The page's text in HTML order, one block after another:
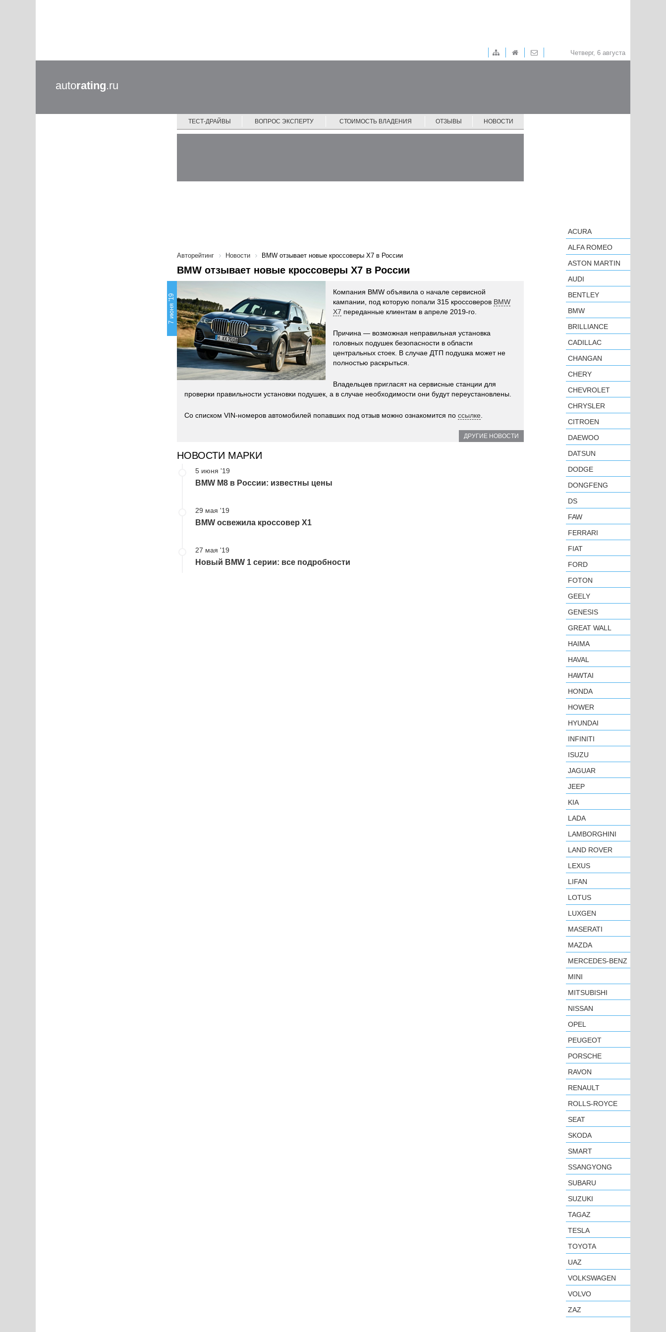
Четверг, 6 августа
autorating.ru
ТЕСТ-ДРАЙВЫ ВОПРОС ЭКСПЕРТУ СТОИМОСТЬ ВЛАДЕНИЯ ОТЗЫВЫ НОВОСТИ
Авторейтинг Новости BMW отзывает новые кроссоверы X7 в России
BMW отзывает новые кроссоверы X7 в России
7 июня '19
Компания BMW объявила о начале сервисной
кампании, под которую попали 315 кроссоверов BMW
X7 переданные клиентам в апреле 2019-го.
Причина — возможная неправильная установка
головных подушек безопасности в области
центральных стоек. В случае ДТП подушка может не
полностью раскрыться.
Владельцев пригласят на сервисные станции для
проверки правильности установки подушек, а в случае необходимости они будут переустановлены.
Со списком VIN-номеров автомобилей попавших под отзыв можно ознакомится по ссылке
ДРУГИЕ НОВОСТИ
НОВОСТИ МАРКИ
5 июня '19
BMW M8 в России: известны цены
29 мая '19
BMW освежила кроссовер X1
27 мая '19
Новый BMW 1 серии: все подробности
ACURA
ALFA ROMEO
ASTON MARTIN
AUDI
BENTLEY
BMW
BRILLIANCE
CADILLAC
CHANGAN
CHERY
CHEVROLET
CHRYSLER
CITROEN
DAEWOO
DATSUN
DODGE
DONGFENG
DS
FAW
FERRARI
FIAT
FORD
FOTON
GEELY
GENESIS
GREAT WALL
HAIMA
HAVAL
HAWTAI
HONDA
HOWER
HYUNDAI
INFINITI
ISUZU
JAGUAR
JEEP
KIA
LADA
LAMBORGHINI
LAND ROVER
LEXUS
LIFAN
LOTUS
LUXGEN
MASERATI
MAZDA
MERCEDES-BENZ
MINI
MITSUBISHI
NISSAN
OPEL
PEUGEOT
PORSCHE
RAVON
RENAULT
ROLLS-ROYCE
SEAT
SKODA
SMART
SSANGYONG
SUBARU
SUZUKI
TAGAZ
TESLA
TOYOTA
UAZ
VOLKSWAGEN
VOLVO
ZAZ